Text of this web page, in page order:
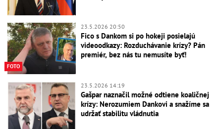
FOTO
23.5.2026 20:50
Fico s Dankom si po hokeji posielajú
videoodkazy: Rozduchávanie krízy? Pán
premiér, bez nás tu nemusíte byť!
23.5.2026 14:19
Gašpar naznačil možné odtiene koaličnej
krízy: Nerozumiem Dankovi a snažíme sa
udržať stabilitu vládnutia